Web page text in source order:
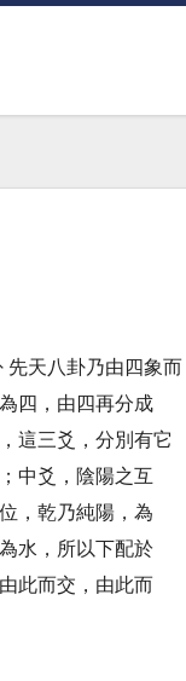
先天八卦乃由四象而
四，由四再分成
這三爻，分別有它
中爻，陰陽之互
，乾乃純陽，為
水，所以下配於
此而交，由此而